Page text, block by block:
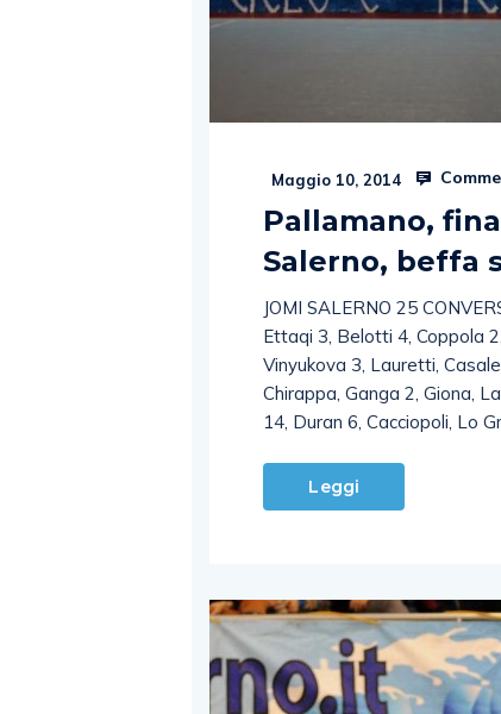
Maggio 10, 2014
Pallamano,
Salerno, beffa
JOMI SALERNO 25
Ettaqi 3, Belotti 4, Coppola
Vinyukova 3, Lauretti,
Chirappa, Ganga 2, Giona,
14, Duran 6, Cacciopoli, Lo
Leggi